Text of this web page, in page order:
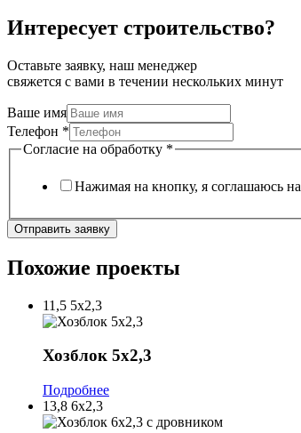
Интересует строительство?
Оставьте заявку, наш менеджер
свяжется с вами в течении нескольких минут
Ваше имя
Телефон *
Согласие на обработку *
Нажимая на кнопку, я соглашаюсь на
Отправить заявку
Похожие проекты
11,5 5х2,3
Хозблок 5х2,3
Подробнее
13,8 6х2,3